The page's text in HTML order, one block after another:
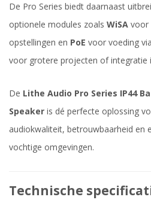
De Pro Series biedt daarnaast
optionele modules zoals WiSA voor
opstellingen en PoE voor voeding
voor grotere projecten of integratie
De Lithe Audio Pro Series IP44
Speaker is dé perfecte oplossing
audiokwaliteit, betrouwbaarheid en
vochtige omgevingen.
Technische